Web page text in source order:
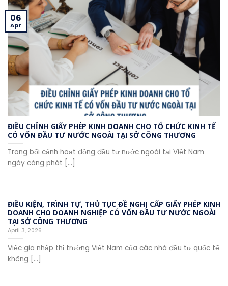
ĐIỀU CHỈNH GIẤY PHÉP KINH DOANH CHO TỔ CHỨC KINH TẾ
CÓ VỐN ĐẦU TƯ NƯỚC NGOÀI TẠI SỞ CÔNG THƯƠNG
Trong bối cảnh hoạt động đầu tư nước ngoài tại Việt Nam
ngày càng phát [...]
06
Apr
ĐIỀU KIỆN, TRÌNH TỰ, THỦ TỤC ĐỀ NGHỊ CẤP GIẤY PHÉP KINH
DOANH CHO DOANH NGHIỆP CÓ VỐN ĐẦU TƯ NƯỚC NGOÀI
TẠI SỞ CÔNG THƯƠNG
April 3, 2026
Việc gia nhập thị trường Việt Nam của các nhà đầu tư quốc tế
không [...]